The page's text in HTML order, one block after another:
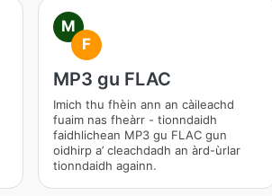
M
F
MP3 gu FLAC
Imich thu fhèin ann an càileachd
fuaim nas fheàrr - tionndaidh
faidhlichean MP3 gu FLAC gun
oidhirp a’ cleachdadh an àrd-ùrlar
tionndaidh againn.